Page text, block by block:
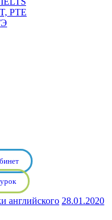
PTE
английского 28.01.2020